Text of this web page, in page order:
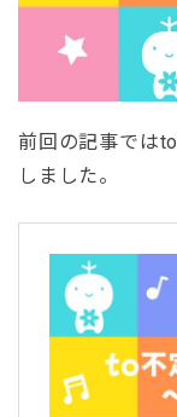
前回の記事ではto
しました。